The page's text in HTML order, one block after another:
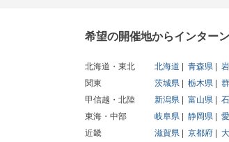
希望の開催地からインター
北海道・東北 北海道 青森県
関東
茨城県 栃木県
甲信越・北陸
新潟県 富山県
東海・中部
岐阜県 静岡県
近畿
滋賀県 京都府